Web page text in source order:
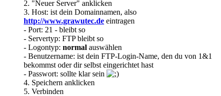
2. "Neuer Server" anklicken
3. Host: ist dein Domainnamen, also
http://www.grawutec.de eintragen
- Port: 21 - bleibt so
- Servertyp: FTP bleibt so
- Logontyp: normal auswählen
- Benutzername: ist dein FTP-Login-Name, den du von 1&1
bekommst oder dir selbst eingerichtet hast
- Passwort: sollte klar sein
4. Speichern anklicken
5. Verbinden